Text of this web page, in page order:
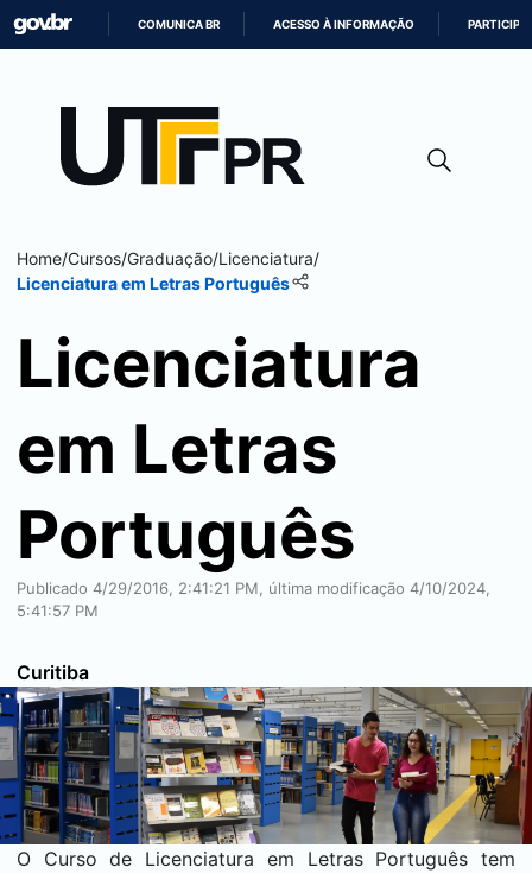
CONTEÚDO
COMUNICA BR ACESSO À INFORMAÇÃO PARTICIPE
Home/Cursos/Graduação/Licenciatura/
Licenciatura em Letras Português
Licenciatura
em Letras
Português
Publicado 4/29/2016, 2:41:21 PM, última modificação 4/10/2024,
5:41:57 PM
Curitiba
O Curso de Licenciatura em Letras Português tem